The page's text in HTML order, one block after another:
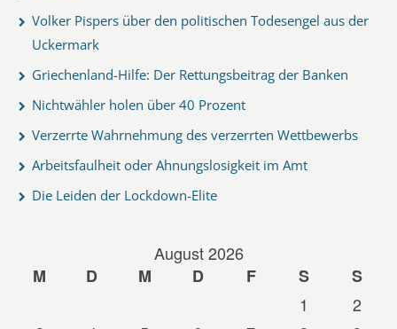
Volker Pispers über den politischen Todesengel aus der
Uckermark
Griechenland-Hilfe: Der Rettungsbeitrag der Banken
Nichtwähler holen über 40 Prozent
Verzerrte Wahrnehmung des verzerrten Wettbewerbs
Arbeitsfaulheit oder Ahnungslosigkeit im Amt
Die Leiden der Lockdown-Elite
August 2026
M
D M D F S
S
1
2